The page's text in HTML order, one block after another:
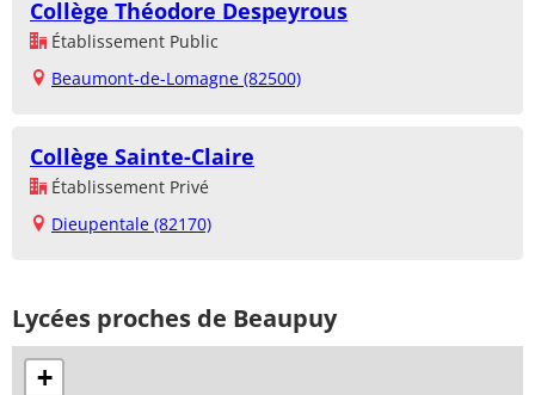
Collège Théodore Despeyrous
Établissement Public
Beaumont-de-Lomagne (82500)
Collège Sainte-Claire
Établissement Privé
Dieupentale (82170)
Lycées proches de Beaupuy
+